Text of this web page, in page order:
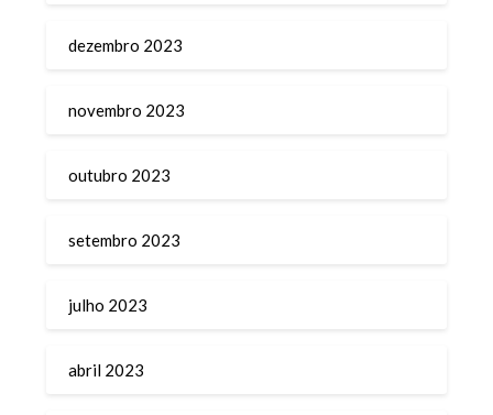
dezembro 2023
novembro 2023
outubro 2023
setembro 2023
julho 2023
abril 2023